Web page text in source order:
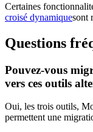
Certaines
croisé dynamiquesont
Questions
Pouvez-vous
vers ces outils
Oui, les trois outils,
permettent une